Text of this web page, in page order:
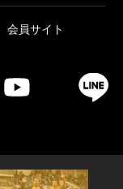
会員サイト